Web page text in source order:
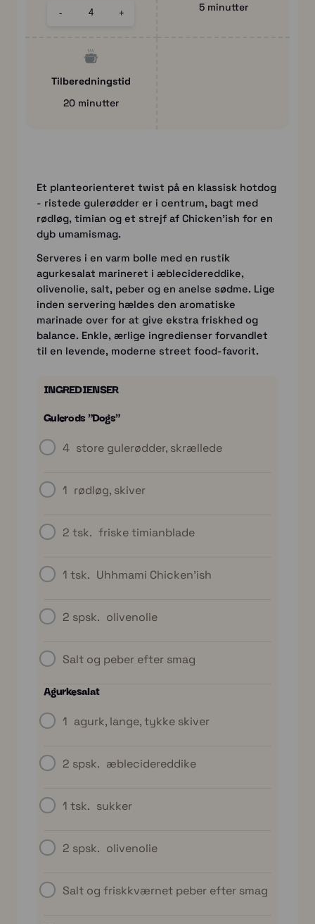
- +
5 minutter
Tilberedningstid
20 minutter
Et planteorienteret twist på en klassisk hotdog
- ristede gulerødder er i centrum, bagt med
rødløg, timian og et strejf af Chicken'ish for en
dyb umamismag.
Serveres i en varm bolle med en rustik
agurkesalat marineret i æblecidereddike,
olivenolie, salt, peber og en anelse sødme. Lige
inden servering hældes den aromatiske
marinade over for at give ekstra friskhed og
balance. Enkle, ærlige ingredienser forvandlet
til en levende, moderne street food-favorit.
INGREDIENSER
Gulerods "Dogs"
4 store gulerødder, skrællede
1 rødløg, skiver
2 tsk. friske timianblade
1 tsk. Uhhmami Chicken'ish
2 spsk. olivenolie
Salt og peber efter smag
Agurkesalat
1 agurk, lange, tykke skiver
2 spsk. æblecidereddike
1 tsk. sukker
2 spsk. olivenolie
Salt og friskkværnet peber efter smag